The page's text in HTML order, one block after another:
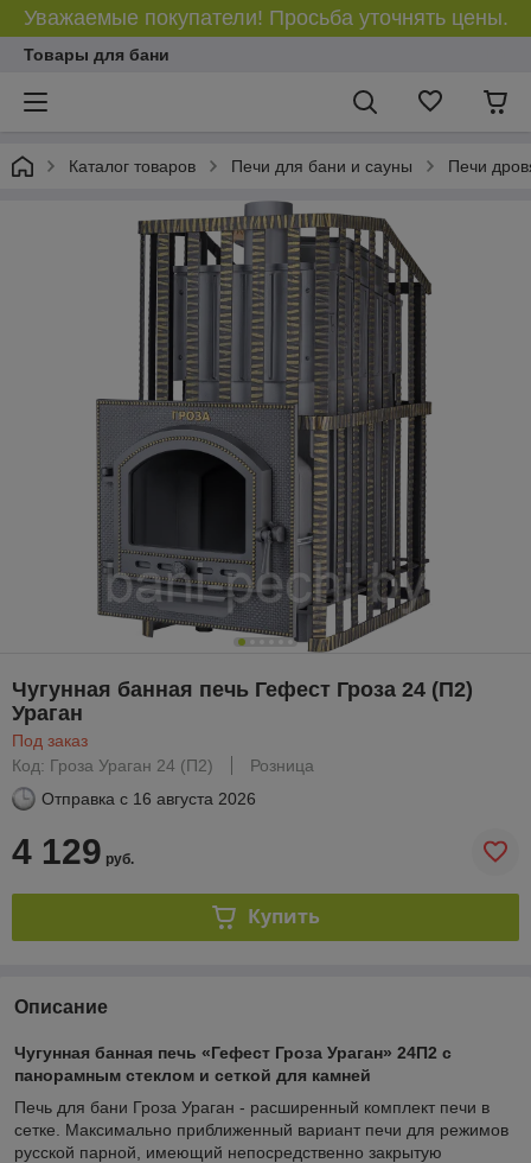
Уважаемые покупатели! Просьба уточнять цены.
Товары для бани
Каталог товаров Печи для бани и сауны Печи
Чугунная банная печь Гефест Гроза 24 (П2)
Ураган
Под заказ
Код: Гроза Ураган 24 (П2)
Розница
Отправка с 16 августа 2026
4 129 руб.
Купить
Описание
Чугунная банная печь «Гефест Гроза Ураган» 24П2 с
панорамным стеклом и сеткой для камней
Печь для бани Гроза Ураган - расширенный комплект печи в
сетке. Максимально приближенный вариант печи для режимов
русской парной, имеющий непосредственно закрытую